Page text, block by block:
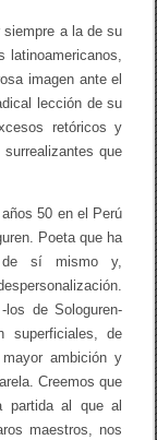
siempre a la de su
latinoamericanos,
imagen ante el
lección de su
retóricos y
que
50 en el Perú
Poeta que ha
sí mismo y,
los de Sologuren-
superficiales, de
ambición y
Creemos que
partida al que al
maestros, nos